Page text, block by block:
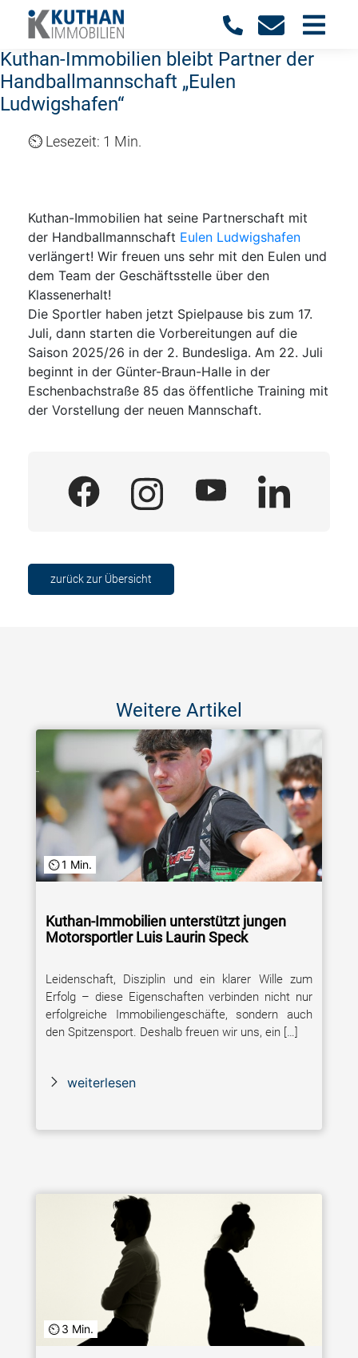
Kuthan-Immobilien bleibt Partner der
Handballmannschaft „Eulen
Ludwigshafen“
1 Min.
Kuthan-Immobilien hat seine Partnerschaft mit
der Handballmannschaft Eulen Ludwigshafen
verlängert! Wir freuen uns sehr mit den Eulen und
dem Team der Geschäftsstelle über den
Klassenerhalt!
Die Sportler haben jetzt Spielpause bis zum 17.
Juli, dann starten die Vorbereitungen auf die
Saison 2025/26 in der 2. Bundesliga. Am 22. Juli
beginnt in der Günter-Braun-Halle in der
Eschenbachstraße 85 das öffentliche Training mit
der Vorstellung der neuen Mannschaft.
zurück zur Übersicht
Weitere Artikel
1 Min.
Kuthan-Immobilien unterstützt jungen
Motorsportler Luis Laurin Speck
Leidenschaft, Disziplin und ein klarer Wille zum
Erfolg – diese Eigenschaften verbinden nicht nur
erfolgreiche Immobiliengeschäfte, sondern auch
den Spitzensport. Deshalb freuen wir uns, ein […]
weiterlesen
3 Min.